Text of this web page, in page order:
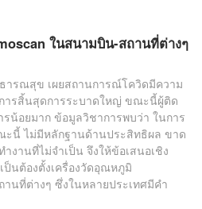
ในสนามบิน-สถานที่ต่างๆ
ารณสุข เผยสถานการณ์โควิดมีความ
ารสิ้นสุดการระบาดใหญ่ ขณะนี้ผู้ติด
น้อยมาก ข้อมูลวิชาการพบว่า ในการ
นี้ ไม่มีหลักฐานด้านประสิทธิผล ขาด
งานที่ไม่จำเป็น จึงให้ข้อเสนอเชิง
ป็นต้องตั้งเครื่องวัดอุณหภูมิ
นที่ต่างๆ ซึ่งในหลายประเทศมีคำ